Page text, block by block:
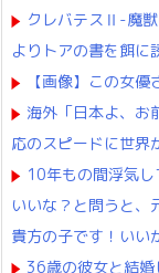
クレバテスⅡ-魔
よりトアの書を餌に
【画像】この女
海外「日本よ、お
応のスピードに世界
10年もの間浮気
いいな？と問うと、
貴方の子です！い
36歳の彼女と結婚